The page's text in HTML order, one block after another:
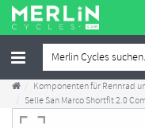
Komponenten für Rennrad
Selle San Marco Shortfit 2.0